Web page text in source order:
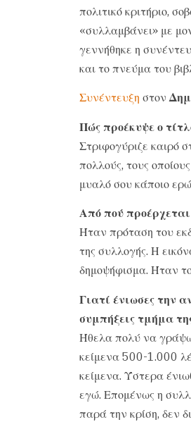
πολιτικό κριτήριο,
«συλλαμβάνει» με
γεννήθηκε η
και το πνεύμα του
Συνέντευξη στον
Πώς προέκυψε ο
Στριφογύριζε καιρό
πολλούς, τους
μυαλό σου κάποιο
Από πού
Ήταν πρόταση του
της συλλογής. Η
δημοψήφισμα. Ήταν
Γιατί ένιωσες την
συμπήξεις τμήμα
Ήθελα πολύ να γράψω
κείμενα 500-1.000
κείμενα. Ύστερα
εγώ. Επομένως η
παρά την κρίση, δεν